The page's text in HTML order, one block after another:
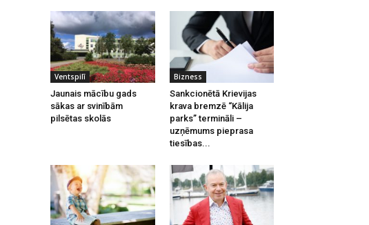
Ventspilī
Jaunais mācību gads
sākas ar svinībām
pilsētas skolās
Bizness
Sankcionētā Krievijas
krava bremzē “Kālija
parks” termināli –
uzņēmums pieprasa
tiesības...